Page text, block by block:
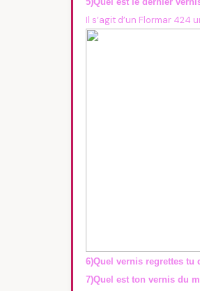
Il s’agit d’un Flormar 424
6)Quel vernis regrettes tu
7)Quel est ton vernis du